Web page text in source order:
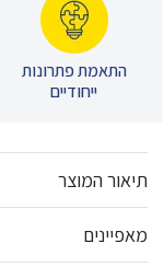
התאמת פתרונות
ייחודיים
תיאור המוצר
מאפיינים